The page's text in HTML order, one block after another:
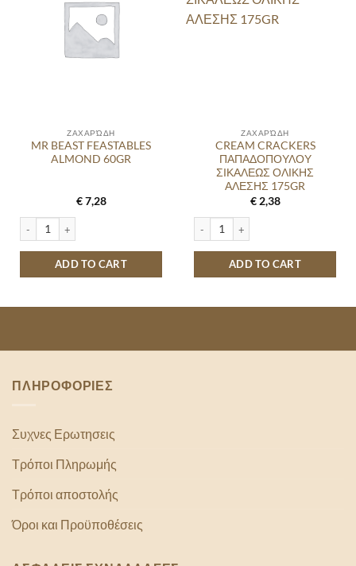
ΖΑΧΑΡΏΔΗ
MR BEAST FEASTABLES
ALMOND 60GR
€7,28
MR BEAST FEASTABLES ALMOND 60GR quantity
ADD TO CART
ΖΑΧΑΡΏΔΗ
CREAM CRACKERS
ΠΑΠΑΔΟΠΟΥΛΟΥ
ΣΙΚΑΛΕΩΣ ΟΛΙΚΗΣ
ΑΛΕΣΗΣ 175GR
€2,38
CREAM CRACKERS
ADD TO CART
ΠΛΗΡΟΦΟΡΙΕΣ
Συχνες Ερωτησεις
Τρόποι Πληρωμής
Τρόποι αποστολής
Όροι και Προϋποθέσεις